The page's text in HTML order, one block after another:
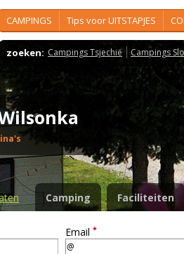
CAMPINGS Tips voor UITSTAPJES
zoeken: Campings Tsjechië Campings
Camping Faciliteiten
Email *